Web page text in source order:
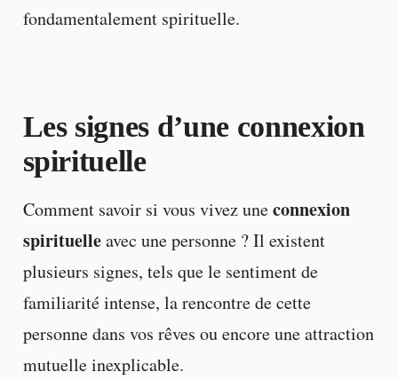
fondamentalement spirituelle.
Les signes d’une connexion
spirituelle
Comment savoir si vous vivez uneconnexion
spirituelleavec une personne ? Il existent
plusieurs signes, tels que le sentiment de
familiarité intense, la rencontre de cette
personne dans vos rêves ou encore une attraction
mutuelle inexplicable.